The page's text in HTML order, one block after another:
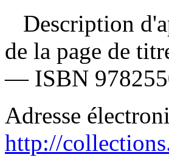
Description
de la page de
— ISBN
Adresse
http://